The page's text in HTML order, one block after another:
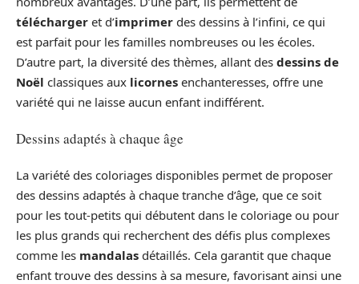
télécharger et d’imprimer des dessins à l’infini, ce qui
est parfait pour les familles nombreuses ou les écoles.
D’autre part, la diversité des thèmes, allant des dessins de
Noël classiques aux licornes enchanteresses, offre une
variété qui ne laisse aucun enfant indifférent.
Dessins adaptés à chaque âge
La variété des coloriages disponibles permet de proposer
des dessins adaptés à chaque tranche d’âge, que ce soit
pour les tout-petits qui débutent dans le coloriage ou pour
les plus grands qui recherchent des défis plus complexes
comme les mandalas détaillés. Cela garantit que chaque
enfant trouve des dessins à sa mesure, favorisant ainsi une